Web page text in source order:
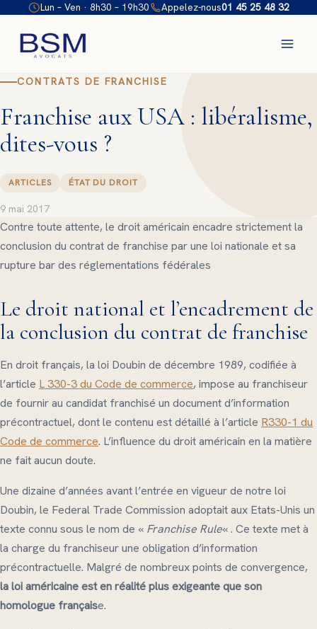
contenu
Lun – Ven · 8h30 – 19h30 Appelez-nous01 45 25 48 32
CONTRATS DE FRANCHISE
Franchise aux USA : libéralisme,
dites-vous ?
ARTICLES ÉTAT DU DROIT
9 mai 2017
Contre toute attente, le droit américain encadre strictement la
conclusion du contrat de franchise par une loi nationale et sa
rupture bar des réglementations fédérales
Le droit national et l’encadrement de
la conclusion du contrat de franchise
En droit français, la loi Doubin de décembre 1989, codifiée à
l’article L 330-3 du Code de commerce, impose au franchiseur
de fournir au candidat franchisé un document d’information
précontractuel, dont le contenu est détaillé à l’article R330-1 du
Code de commerce. L’influence du droit américain en la matière
ne fait aucun doute.
Une dizaine d’années avant l’entrée en vigueur de notre loi
Doubin, le Federal Trade Commission adoptait aux Etats-Unis un
texte connu sous le nom de « Franchise Rule« . Ce texte met à
la charge du franchiseur une obligation d’information
précontractuelle. Malgré de nombreux points de convergence,
la loi américaine est en réalité plus exigeante que son
homologue française.